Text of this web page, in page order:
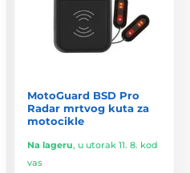
MotoGuard BSD Pro
Radar mrtvog kuta za
motocikle
Na lageru, u utorak 11. 8. kod
vas